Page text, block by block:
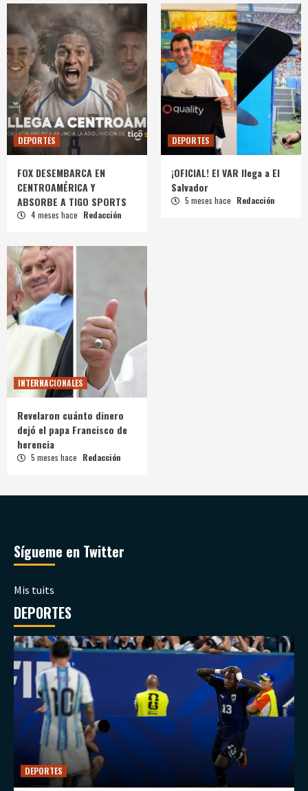
DEPORTES
FOX DESEMBARCA EN
CENTROAMÉRICA Y
ABSORBE A TIGO SPORTS
4 meses hace Redacción
DEPORTES
¡OFICIAL! El VAR llega a El
Salvador
5 meses hace Redacción
INTERNACIONALES
Revelaron cuánto dinero
dejó el papa Francisco de
herencia
5 meses hace Redacción
Sígueme en Twitter
Mis tuits
DEPORTES
DEPORTES